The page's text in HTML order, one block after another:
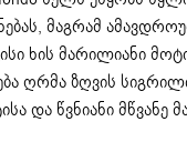
მაგრამ
ხის მარილიანი
ღრმა ზღვის
და წვნიანი მწვანე